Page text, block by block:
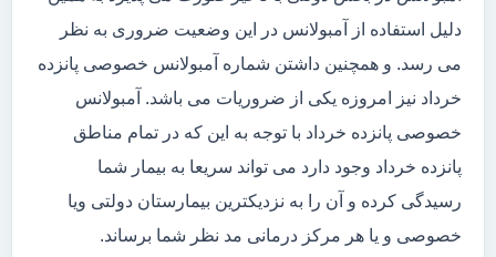
دلیل استفاده از آمبولانس در این وضعیت ضروری به نظر
می رسد. و همچنین داشتن شماره آمبولانس خصوصی پانزده
خرداد نیز امروزه یکی از ضروریات می باشد. آمبولانس
خصوصی پانزده خرداد با توجه به این که در تمام مناطق
پانزده خرداد وجود دارد می تواند سریعا به بیمار شما
رسیدگی کرده و آن را به نزدیکترین بیمارستان دولتی ویا
خصوصی و یا هر مرکز درمانی مد نظر شما برساند.